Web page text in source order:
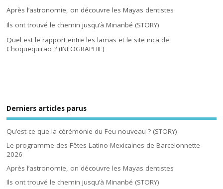
Après l’astronomie, on découvre les Mayas dentistes
Ils ont trouvé le chemin jusqu’à Minanbé (STORY)
Quel est le rapport entre les lamas et le site inca de
Choquequirao ? (INFOGRAPHIE)
Derniers articles parus
Qu’est-ce que la cérémonie du Feu nouveau ? (STORY)
Le programme des Fêtes Latino-Mexicaines de Barcelonnette
2026
Après l’astronomie, on découvre les Mayas dentistes
Ils ont trouvé le chemin jusqu’à Minanbé (STORY)